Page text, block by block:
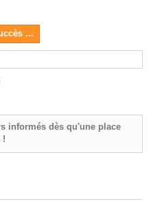
...
informés dès qu'une place
!